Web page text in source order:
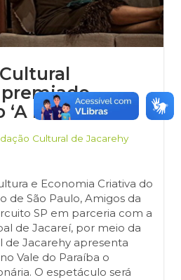
Milionária’
Cultural de Jacarehy
e Economia Criativa do
de São Paulo, Amigos da
SP em parceria com a
de Jacareí, por meio da
de Jacarehy apresenta
Vale do Paraíba o
O espetáculo será